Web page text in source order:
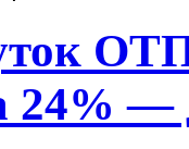
24% —